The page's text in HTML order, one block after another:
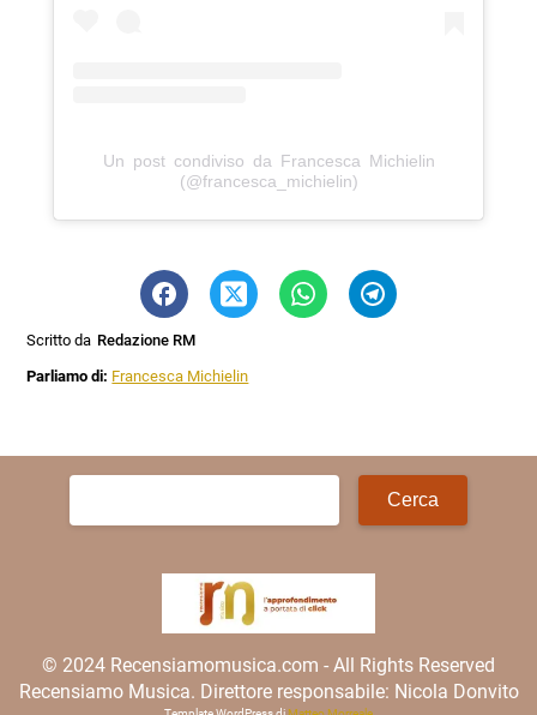
Un post condiviso da Francesca Michielin
(@francesca_michielin)
Scritto da Redazione RM
Parliamo di: Francesca Michielin
Ricerca
© 2024 Recensiamomusica.com - All Rights Reserved
Recensiamo Musica. Direttore responsabile: Nicola Donvito